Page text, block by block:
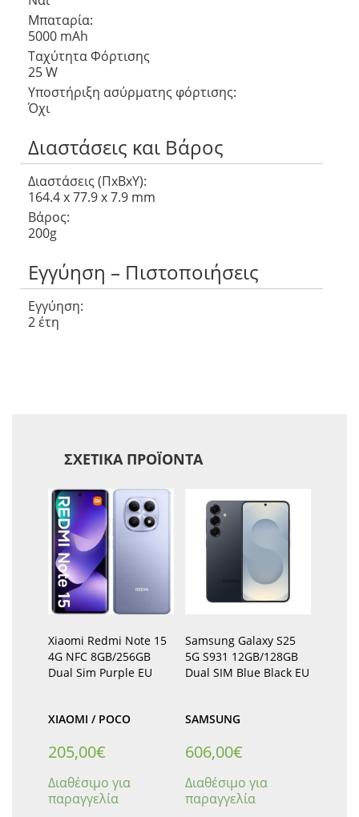
Μπαταρία:
5000 mAh
Ταχύτητα Φόρτισης
25 W
Υποστήριξη ασύρματης φόρτισης:
Όχι
Διαστάσεις και Βάρος
Διαστάσεις (ΠxΒxΥ):
164.4 x 77.9 x 7.9 mm
Βάρος:
200g
Εγγύηση – Πιστοποιήσεις
Εγγύηση:
2 έτη
ΣΧΕΤΙΚΆ ΠΡΟΪΌΝΤΑ
Xiaomi Redmi Note 15
4G NFC 8GB/256GB
Dual Sim Purple EU
XIAOMI / POCO
205,00€
Διαθέσιμο για
παραγγελία
Samsung Galaxy S25
5G S931 12GB/128GB
Dual SIM Blue Black EU
SAMSUNG
606,00€
Διαθέσιμο για
παραγγελία